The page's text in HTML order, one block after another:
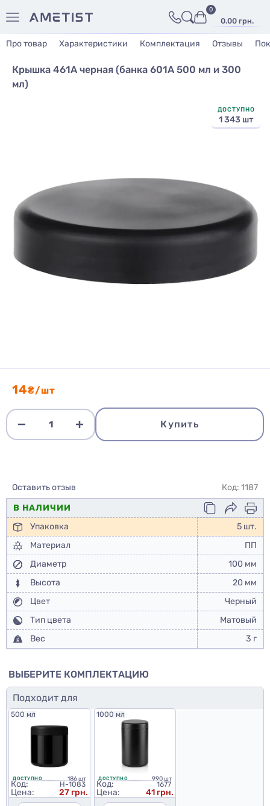
0.00 грн.
0
Про товар Характеристики Комплектация Отзывы
Крышка 461А черная (банка 601А 500 мл и 300
мл)
ДОСТУПНО
1 343 шт
14₴/шт
Купить
Оставить отзыв
Код: 1187
В НАЛИЧИИ
Упаковка
5 шт.
Материал
ПП
Диаметр
100 мм
Высота
20 мм
Цвет
Черный
Тип цвета
Матовый
Вес
3 г
ВЫБЕРИТЕ КОМПЛЕКТАЦИЮ
Подходит для
500 мл
ДОСТУПНО 186 шт
Код: H-1083
Цена:
27 грн.
1000 мл
ДОСТУПНО 990 шт
Код: 1677
Цена:
41 грн.